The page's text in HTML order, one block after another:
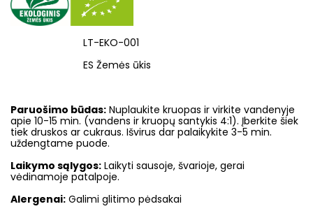
LT-EKO-001
ES Žemės ūkis
Paruošimo būdas: Nuplaukite kruopas ir virkite vandenyje
apie 10-15 min. (vandens ir kruopų santykis 4:1). Įberkite šiek
tiek druskos ar cukraus. Išvirus dar palaikykite 3-5 min.
uždengtame puode.
Laikymo sąlygos: Laikyti sausoje, švarioje, gerai
vėdinamoje patalpoje.
Alergenai: Galimi glitimo pėdsakai